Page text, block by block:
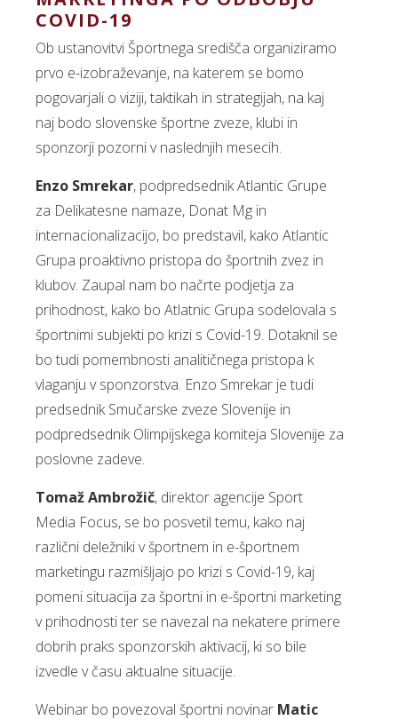
COVID-19
Ob ustanovitvi Športnega središča organiziramo
prvo e-izobraževanje, na katerem se bomo
pogovarjali o viziji, taktikah in strategijah, na kaj
naj bodo slovenske športne zveze, klubi in
sponzorji pozorni v naslednjih mesecih.
Enzo Smrekar, podpredsednik Atlantic Grupe
za Delikatesne namaze, Donat Mg in
internacionalizacijo, bo predstavil, kako Atlantic
Grupa proaktivno pristopa do športnih zvez in
klubov. Zaupal nam bo načrte podjetja za
prihodnost, kako bo Atlatnic Grupa sodelovala s
športnimi subjekti po krizi s Covid-19. Dotaknil se
bo tudi pomembnosti analitičnega pristopa k
vlaganju v sponzorstva. Enzo Smrekar je tudi
predsednik Smučarske zveze Slovenije in
podpredsednik Olimpijskega komiteja Slovenije za
poslovne zadeve.
Tomaž Ambrožič, direktor agencije Sport
Media Focus, se bo posvetil temu, kako naj
različni deležniki v športnem in e-športnem
marketingu razmišljajo po krizi s Covid-19, kaj
pomeni situacija za športni in e-športni marketing
v prihodnosti ter se navezal na nekatere primere
dobrih praks sponzorskih aktivacij, ki so bile
izvedle v času aktualne situacije.
Webinar bo povezoval športni novinar Matic